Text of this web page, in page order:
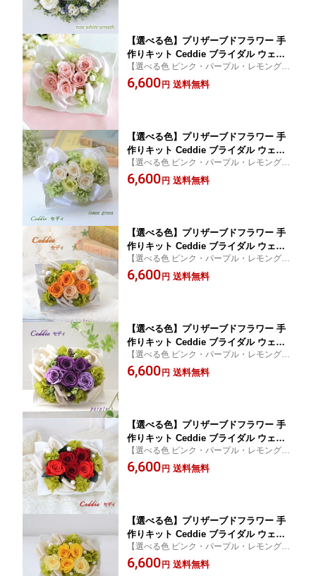
【選べる色】プリザーブドフラワー 手
作りキット Ceddie ブライダル ウェデ
ィング 結婚式 海外挙式 結婚祝い プロ
ポーズ 手作り ギフト プレゼント 人気
【選べる色 ピンク・パープル・レモングリ
ーン】ギフトケース付き 手作りキット イン
テリアとして使える人気のプリザーブドフ
6,600 円 送料無料
【選べる色】プリザーブドフラワー 手
作りキット Ceddie ブライダル ウェデ
ィング 結婚式 海外挙式 結婚祝い プロ
ポーズ 手作り ギフト プレゼント 人気
【選べる色 ピンク・パープル・レモングリ
ーン】ギフトケース付き 手作りキット イン
テリアとして使える人気のプリザーブドフ
6,600 円 送料無料
【選べる色】プリザーブドフラワー 手
作りキット Ceddie ブライダル ウェデ
ィング 結婚式 海外挙式 結婚祝い プロ
ポーズ 手作り ギフト プレゼント 人気
【選べる色 ピンク・パープル・レモングリ
ーン】ギフトケース付き 手作りキット イン
テリアとして使える人気のプリザーブドフ
6,600 円 送料無料
【選べる色】プリザーブドフラワー 手
作りキット Ceddie ブライダル ウェデ
ィング 結婚式 海外挙式 結婚祝い プロ
ポーズ 手作り ギフト プレゼント 人気
【選べる色 ピンク・パープル・レモングリ
ーン】ギフトケース付き 手作りキット イン
テリアとして使える人気のプリザーブドフ
6,600 円 送料無料
【選べる色】プリザーブドフラワー 手
作りキット Ceddie ブライダル ウェデ
ィング 結婚式 海外挙式 結婚祝い プロ
ポーズ 手作り ギフト プレゼント 人気
【選べる色 ピンク・パープル・レモングリ
ーン】ギフトケース付き 手作りキット イン
テリアとして使える人気のプリザーブドフ
6,600 円 送料無料
【選べる色】プリザーブドフラワー 手
作りキット Ceddie ブライダル ウェデ
ィング 結婚式 海外挙式 結婚祝い プロ
ポーズ 手作り ギフト プレゼント 人気
【選べる色 ピンク・パープル・レモングリ
ーン】ギフトケース付き 手作りキット イン
テリアとして使える人気のプリザーブドフ
6,600 円 送料無料